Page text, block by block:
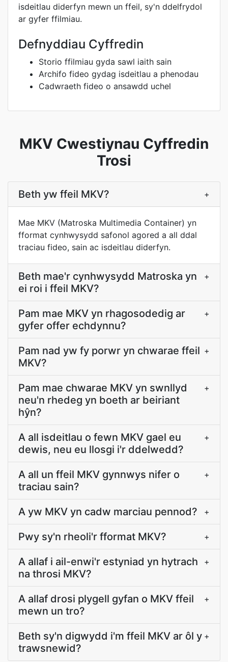
isdeitlau diderfyn mewn un ffeil, sy'n ddelfrydol
ar gyfer ffilmiau.
Defnyddiau Cyffredin
Storio ffilmiau gyda sawl iaith sain
Archifo fideo gydag isdeitlau a phenodau
Cadwraeth fideo o ansawdd uchel
MKV Cwestiynau Cyffredin
Trosi
Beth yw ffeil MKV? +
Mae MKV (Matroska Multimedia Container) yn
fformat cynhwysydd safonol agored a all ddal
traciau fideo, sain ac isdeitlau diderfyn.
Beth mae'r cynhwysydd Matroska yn
ei roi i ffeil MKV?
+
Pam mae MKV yn rhagosodedig ar
gyfer offer echdynnu?
+
Pam nad yw fy porwr yn chwarae ffeil
MKV?
+
Pam mae chwarae MKV yn swnllyd
neu'n rhedeg yn boeth ar beiriant
hŷn?
+
A all isdeitlau o fewn MKV gael eu
dewis, neu eu llosgi i'r ddelwedd?
+
A all un ffeil MKV gynnwys nifer o
traciau sain?
+
A yw MKV yn cadw marciau pennod? +
Pwy sy'n rheoli'r fformat MKV? +
A allaf i ail-enwi'r estyniad yn hytrach
na throsi MKV?
+
A allaf drosi plygell gyfan o MKV ffeil
mewn un tro?
+
Beth sy'n digwydd i'm ffeil MKV ar ôl y
trawsnewid?
+